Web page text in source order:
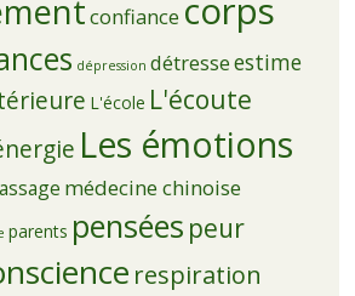
confiance corps
dépression détresseestime
L'école L'écoute
Les émotions
médecine chinoise
parents pensées peur
respiration